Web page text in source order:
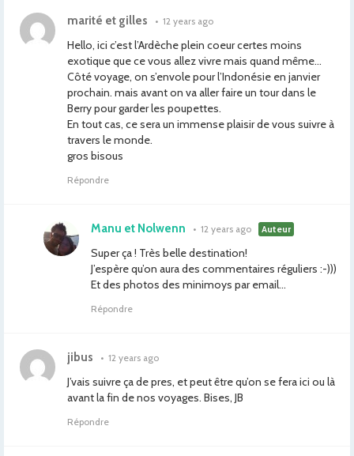
marité et gilles • 12 years ago
Hello, ici c’est l’Ardèche plein coeur certes moins
exotique que ce vous allez vivre mais quand même…
Côté voyage, on s’envole pour l’Indonésie en janvier
prochain. mais avant on va aller faire un tour dans le
Berry pour garder les poupettes.
En tout cas, ce sera un immense plaisir de vous suivre à
travers le monde.
gros bisous
Répondre
Manu et Nolwenn • 12 years ago Auteur
Super ça ! Très belle destination!
J’espère qu’on aura des commentaires réguliers :-)))
Et des photos des minimoys par email…
Répondre
jibus • 12 years ago
J’vais suivre ça de pres, et peut être qu’on se fera ici ou là
avant la fin de nos voyages. Bises, JB
Répondre